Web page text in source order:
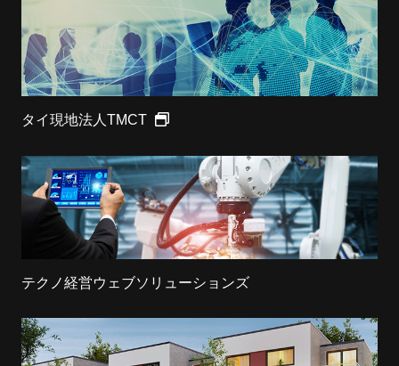
タイ現地法人TMCT
テクノ経営ウェブソリューションズ